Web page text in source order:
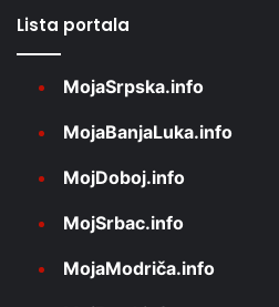
Lista portala
MojaSrpska.info
MojaBanjaLuka.info
MojDoboj.info
MojSrbac.info
MojaModriča.info